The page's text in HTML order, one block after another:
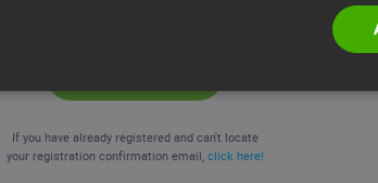
If you have already registered and can't locate
your registration confirmation email, click here!